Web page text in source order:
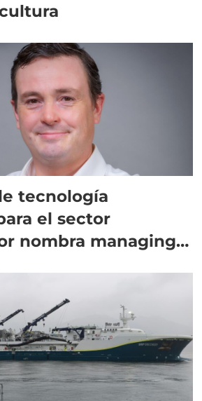
tecnología
el sector
nombra managing